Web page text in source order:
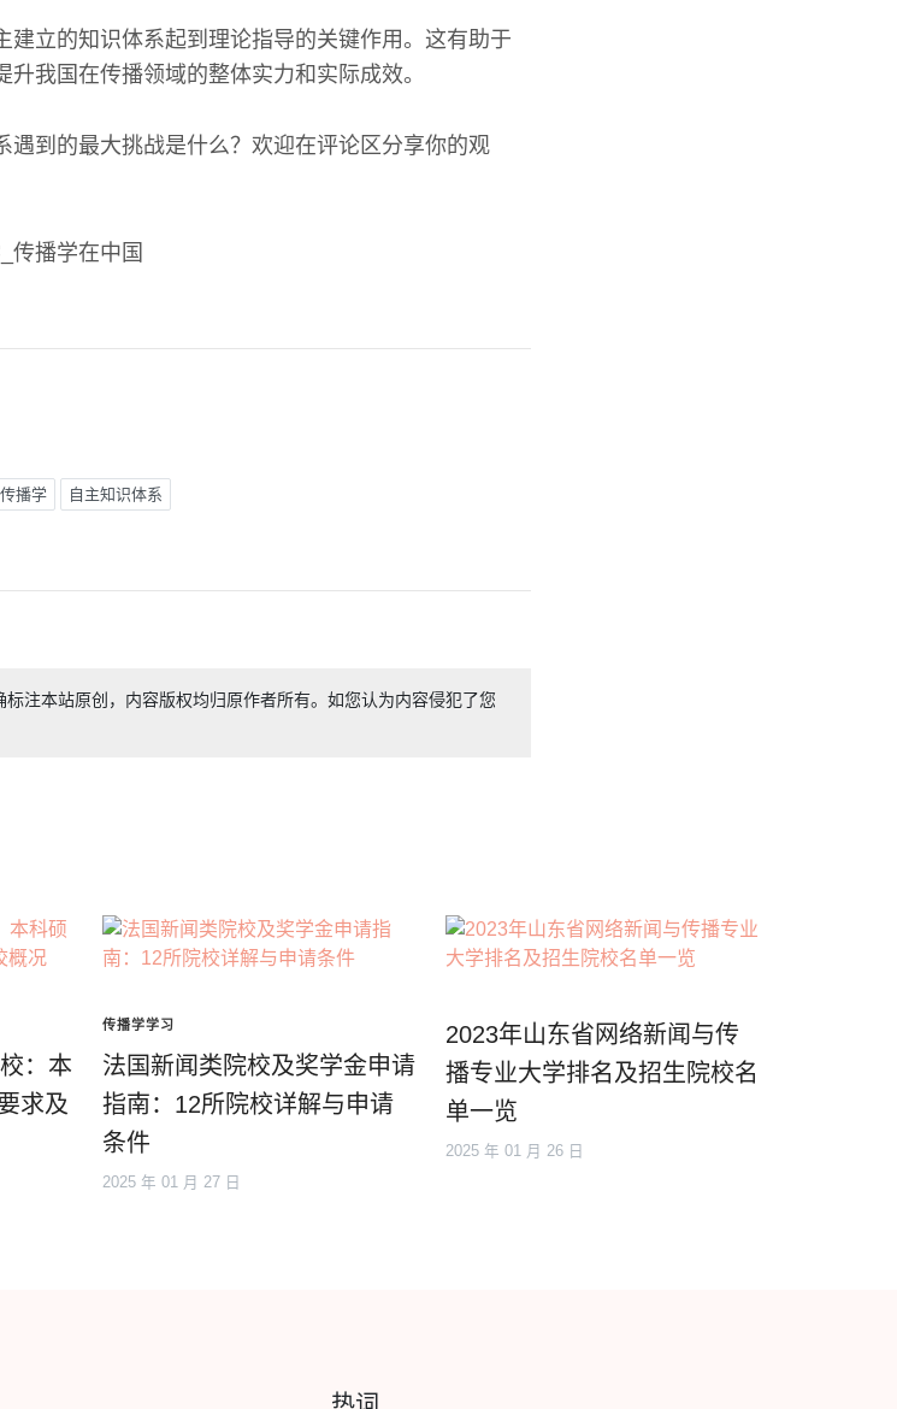
立的知识体系起到理论指导的关键作用。这有助于
我国在传播领域的整体实力和实际成效。
遇到的最大挑战是什么？欢迎在评论区分享你的观
播学 自主知识体系
注本站原创，内容版权均归原作者所有。如您认为内容侵犯了您
：本
求及
传播学学习
法国新闻类院校及奖学金申请
指南：12所院校详解与申请
条件
2025 年 01 月 27 日
2023年山东省网络新闻与传
播专业大学排名及招生院校名
单一览
2025 年 01 月 26 日